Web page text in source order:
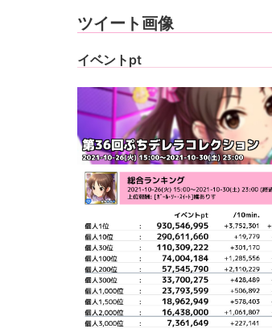
2021-10-30 12:20
798,699,249
2021-10-30 12:30
ツイート画像
イベントpt